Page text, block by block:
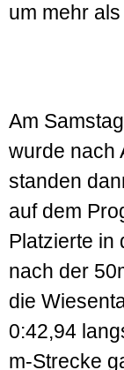
um mehr
Am
wurde nach
standen
auf dem
Platzierte in
nach der
die
0:42,94
m-Strecke